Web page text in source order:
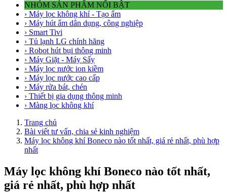
NHÓM SẢN PHẨM NỔI BẬT
› Máy lọc không khí - Tạo ẩm
› Máy hút ẩm dân dụng, công nghiệp
› Smart Tivi
› Tủ lạnh LG chính hãng
› Robot hút bụi thông minh
› Máy Giặt - Máy Sấy
› Máy lọc nước ion kiềm
› Máy lọc nước cao cấp
› Máy rửa bát, chén
› Thiết bị gia dụng thông minh
› Màng lọc không khí
Trang chủ
Bài viết tư vấn, chia sẻ kinh nghiệm
Máy lọc không khí Boneco nào tốt nhất, giá rẻ nhất, phù hợp
nhất
Máy lọc không khí Boneco nào tốt nhất,
giá rẻ nhất, phù hợp nhất